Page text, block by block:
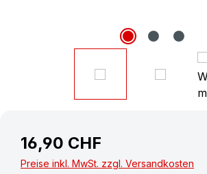
16,90 CHF
Preise inkl. MwSt. zzgl. Versandkosten